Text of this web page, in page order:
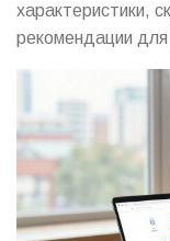
характеристики,
рекомендации для